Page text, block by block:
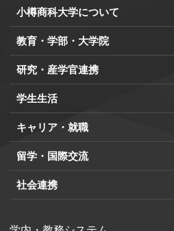
小樽商科大学について
教育・学部・大学院
研究・産学官連携
学生生活
キャリア・就職
留学・国際交流
社会連携